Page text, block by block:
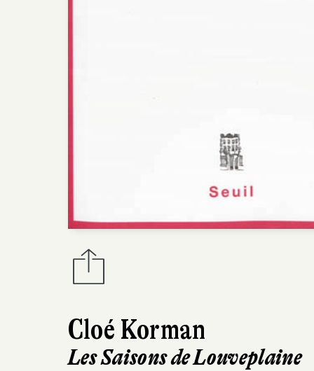
Cloé Korman
Les Saisons de Louveplaine